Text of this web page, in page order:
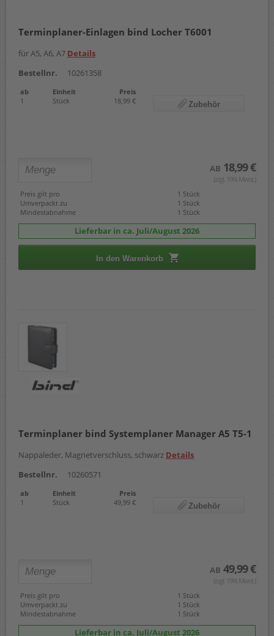
Terminplaner-Einlagen bind Locher T6001
für A5, A6, A7 Details
Bestellnr.
10261358
ab Einheit
Preis
1
Stück 18,99 € Zubehör
AB 18,99 €
(zzgl. 19% Mwst.)
Preis gilt pro
1 Stück
Umverpackt zu
1 Stück
Mindestabnahme
1 Stück
Lieferbar in ca. Juli/August 2026
In den Warenkorb
Terminplaner bind Systemplaner Manager A5 T5-1
Nappaleder, Magnetverschluss, schwarz Details
Bestellnr.
10260571
ab Einheit
Preis
1
Stück 49,99 € Zubehör
AB 49,99 €
(zzgl. 19% Mwst.)
Preis gilt pro
1 Stück
Umverpackt zu
1 Stück
Mindestabnahme
1 Stück
Lieferbar in ca. Juli/August 2026